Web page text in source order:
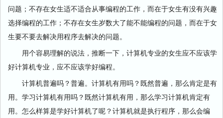
问题；不存在女生适不适合从事编程的工作，而在于女生有没有兴趣
选择编程的工作；不存在女生岁数大了能不能编程的问题，而在于女
生要不要去解决用程序去解决的问题。
用个容易理解的说法，推断一下，计算机专业的女生应不应该学
好计算机专业，应不应该学好编程。
计算机普遍吗？普遍。计算机有用吗？既然普遍，那么肯定是有
用。学习计算机有用吗？既然计算机有用，那么学习计算机肯定有
用。怎么样算是学好计算机了呢？计算机就是执行程序，那么会编